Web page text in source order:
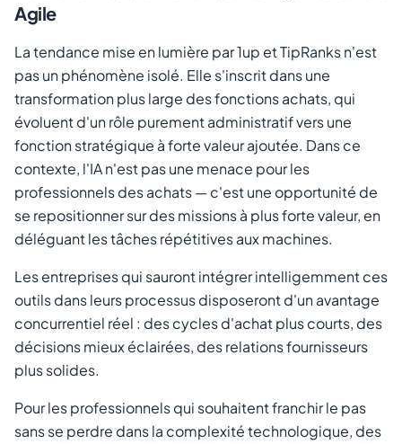
Agile
La tendance mise en lumière par 1up et TipRanks n'est
pas un phénomène isolé. Elle s'inscrit dans une
transformation plus large des fonctions achats, qui
évoluent d'un rôle purement administratif vers une
fonction stratégique à forte valeur ajoutée. Dans ce
contexte, l'IA n'est pas une menace pour les
professionnels des achats — c'est une opportunité de
se repositionner sur des missions à plus forte valeur, en
déléguant les tâches répétitives aux machines.
Les entreprises qui sauront intégrer intelligemment ces
outils dans leurs processus disposeront d'un avantage
concurrentiel réel : des cycles d'achat plus courts, des
décisions mieux éclairées, des relations fournisseurs
plus solides.
Pour les professionnels qui souhaitent franchir le pas
sans se perdre dans la complexité technologique, des